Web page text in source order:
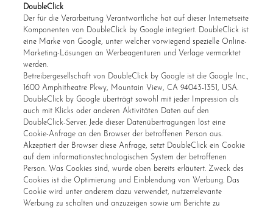
DoubleClick
Der für die Verarbeitung Verantwortliche hat auf dieser Internetseite
Komponenten von DoubleClick by Google integriert. DoubleClick ist
eine Marke von Google, unter welcher vorwiegend spezielle Online-
Marketing-Lösungen an Werbeagenturen und Verlage vermarktet
werden.
Betreibergesellschaft von DoubleClick by Google ist die Google Inc.,
1600 Amphitheatre Pkwy, Mountain View, CA 94043-1351, USA.
DoubleClick by Google überträgt sowohl mit jeder Impression als
auch mit Klicks oder anderen Aktivitäten Daten auf den
DoubleClick-Server. Jede dieser Datenübertragungen löst eine
Cookie-Anfrage an den Browser der betroffenen Person aus.
Akzeptiert der Browser diese Anfrage, setzt DoubleClick ein Cookie
auf dem informationstechnologischen System der betroffenen
Person. Was Cookies sind, wurde oben bereits erläutert. Zweck des
Cookies ist die Optimierung und Einblendung von Werbung. Das
Cookie wird unter anderem dazu verwendet, nutzerrelevante
Werbung zu schalten und anzuzeigen sowie um Berichte zu